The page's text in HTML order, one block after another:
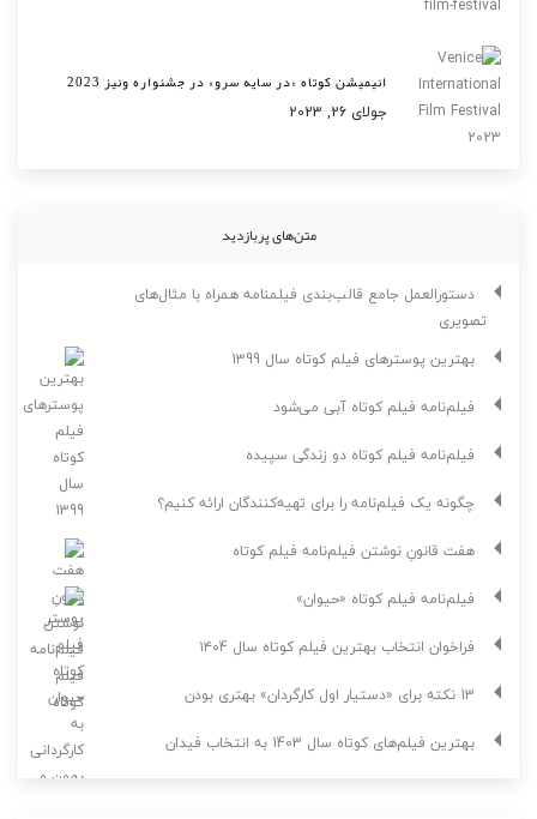
انیمیشن کوتاه «در سایه سرو» در جشنواره ونیز 2023
جولای 26, 2023
متن‌های پربازدید
دستورالعمل جامع قالب‌بندی فیلمنامه همراه با مثال‌های
تصویری
بهترین پوسترهای فیلم کوتاه سال 1399
فیلم‌نامه فیلم کوتاه آبی می‌شود
فیلم‌نامه فیلم کوتاه دو زندگی سپیده
چگونه یک فیلم‌نامه را برای تهیه‌کنندگان ارائه کنیم؟
هفت قانونِ نوشتن فیلم‌نامه فیلم کوتاه
فیلم‌نامه فیلم کوتاه «حیوان»
فراخوان انتخاب بهترین فیلم کوتاه سال ۱۴۰4
13 نکته برای «دستیار اول کارگردان» بهتری بودن
بهترین فیلم‌های کوتاه سال 1403 به انتخاب فیدان